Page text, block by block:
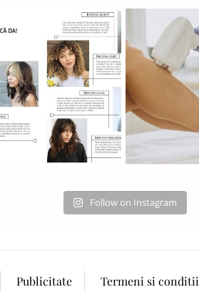
Follow on Instagram
Publicitate Termeni si conditii